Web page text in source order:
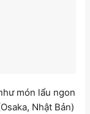
món lẩu ngon
Nhật Bản)